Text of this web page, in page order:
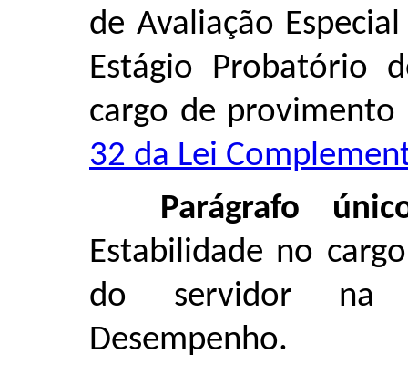
de Avaliação
Estágio Probatório
cargo de
32 da Lei
Parágrafo
Estabilidade no
do servidor na
Desempenho.